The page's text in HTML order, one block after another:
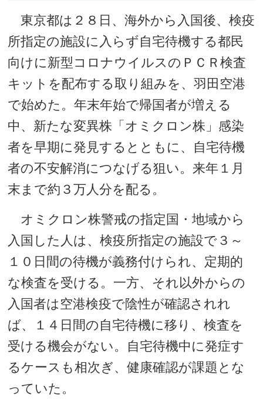
東京都は２８日、海外から入国後、検疫
所指定の施設に入らず自宅待機する都民
向けに新型コロナウイルスのＰＣＲ検査
キットを配布する取り組みを、羽田空港
で始めた。年末年始で帰国者が増える
中、新たな変異株「オミクロン株」感染
者を早期に発見するとともに、自宅待機
者の不安解消につなげる狙い。来年１月
末まで約３万人分を配る。
オミクロン株警戒の指定国・地域から
入国した人は、検疫所指定の施設で３～
１０日間の待機が義務付けられ、定期的
な検査を受ける。一方、それ以外からの
入国者は空港検疫で陰性が確認されれ
ば、１４日間の自宅待機に移り、検査を
受ける機会がない。自宅待機中に発症す
るケースも相次ぎ、健康確認が課題とな
っていた。